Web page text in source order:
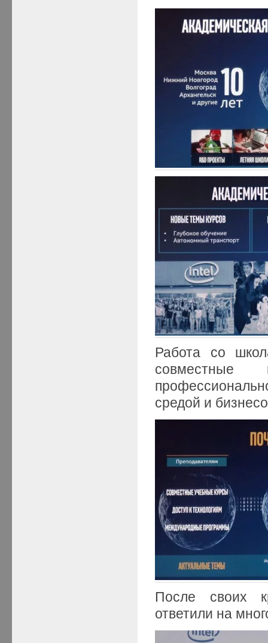
Работа со
совместные
средой и
После своих
ответили на